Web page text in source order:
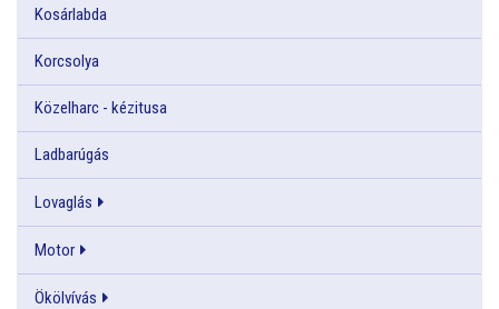
Kosárlabda
Korcsolya
Közelharc - kézitusa
Ladbarúgás
Lovaglás
Motor
Ökölvívás